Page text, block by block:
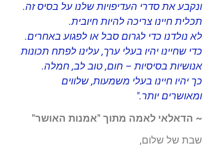
ונקבע את סדרי העדיפויות שלנו על בסיס זה.
תכלית חיינו צריכה להיות חיובית.
לא נולדנו כדי לגרום סבל או לפגוע באחרים.
כדי שחיינו יהיו בעלי ערך, עלינו לפתח תכונות
אנושיות בסיסיות – חום, טוב לב, חמלה.
כך יהיו חיינו בעלי משמעות, שלווים
ומאושרים יותר."
~ הדאלאי לאמה מתוך "אמנות האושר"
שבת של שלום,